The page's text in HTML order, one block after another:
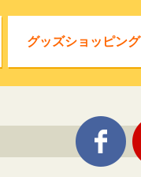
グッズショッピング